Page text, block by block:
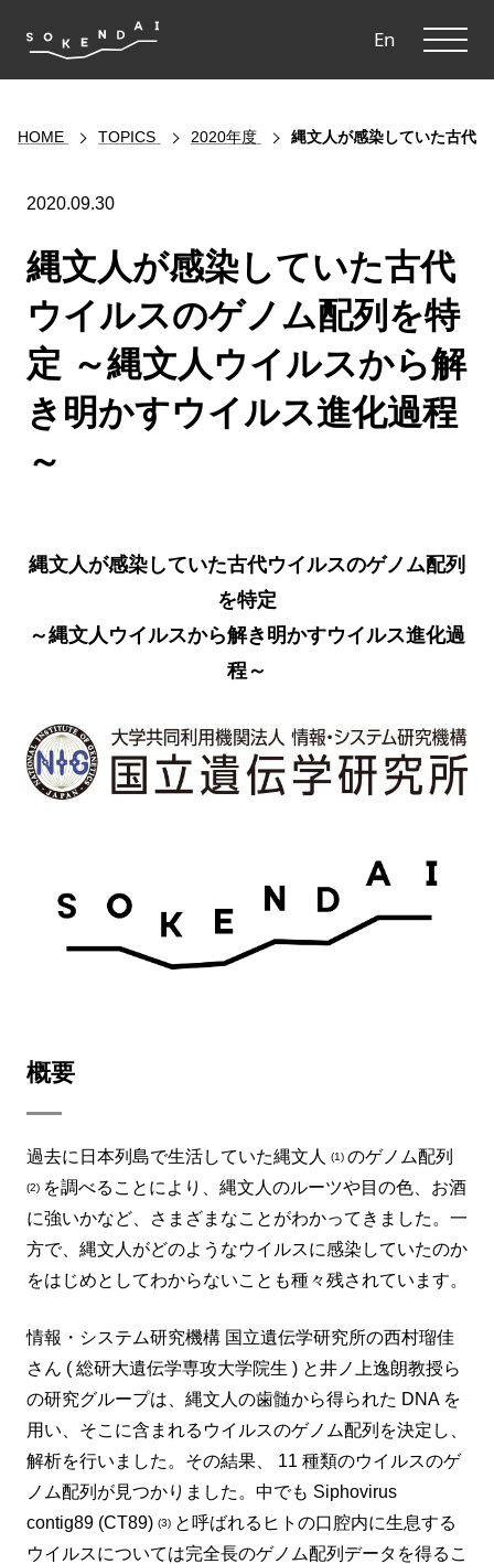
En
HOME TOPICS 2020年度 縄文人が感染していた古代
2020.09.30
縄文人が感染していた古代
ウイルスのゲノム配列を特
定 ～縄文人ウイルスから解
き明かすウイルス進化過程
～
縄文人が感染していた古代ウイルスのゲノム配列
を特定
～縄文人ウイルスから解き明かすウイルス進化過
程～
概要
過去に日本列島で生活していた縄文人 (1) のゲノム配列
(2) を調べることにより、縄文人のルーツや目の色、お酒
に強いかなど、さまざまなことがわかってきました。一
方で、縄文人がどのようなウイルスに感染していたのか
をはじめとしてわからないことも種々残されています。
情報・システム研究機構 国立遺伝学研究所の西村瑠佳
さん ( 総研大遺伝学専攻大学院生 ) と井ノ上逸朗教授ら
の研究グループは、縄文人の歯髄から得られた DNA を
用い、そこに含まれるウイルスのゲノム配列を決定し、
解析を行いました。その結果、 11 種類のウイルスのゲ
ノム配列が見つかりました。中でも Siphovirus
contig89 (CT89) (3) と呼ばれるヒトの口腔内に生息する
ウイルスについては完全長のゲノム配列データを得るこ